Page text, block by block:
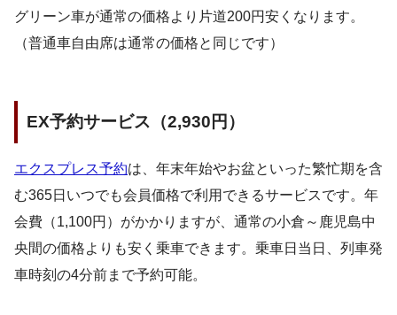
グリーン車が通常の価格より片道200円安くなります。
（普通車自由席は通常の価格と同じです）
EX予約サービス（2,930円）
エクスプレス予約は、年末年始やお盆といった繁忙期を含
む365日いつでも会員価格で利用できるサービスです。年
会費（1,100円）がかかりますが、通常の小倉～鹿児島中
央間の価格よりも安く乗車できます。乗車日当日、列車発
車時刻の4分前まで予約可能。